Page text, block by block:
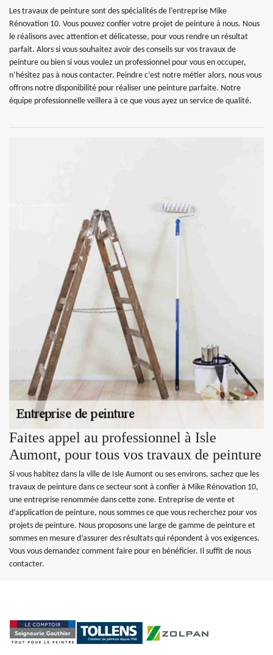
Les travaux de peinture sont des spécialités de l’entreprise Mike
Rénovation 10. Vous pouvez confier votre projet de peinture à nous. Nous
le réalisons avec attention et délicatesse, pour vous rendre un résultat
parfait. Alors si vous souhaitez avoir des conseils sur vos travaux de
peinture ou bien si vous voulez un professionnel pour vous en occuper,
n’hésitez pas à nous contacter. Peindre c’est notre métier alors, nous vous
offrons notre disponibilité pour réaliser une peinture parfaite. Notre
équipe professionnelle veillera à ce que vous ayez un service de qualité.
Faites appel au professionnel à Isle
Aumont, pour tous vos travaux de peinture
Si vous habitez dans la ville de Isle Aumont ou ses environs, sachez que les
travaux de peinture dans ce secteur sont à confier à Mike Rénovation 10,
une entreprise renommée dans cette zone. Entreprise de vente et
d’application de peinture, nous sommes ce que vous recherchez pour vos
projets de peinture. Nous proposons une large de gamme de peinture et
sommes en mesure d’assurer des résultats qui répondent à vos exigences.
Vous vous demandez comment faire pour en bénéficier. Il suffit de nous
contacter.